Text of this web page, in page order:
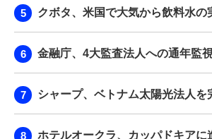
クボタ、米国で大気から飲料水の
金融庁、4大監査法人への通年監
シャープ、ベトナム太陽光法人を
ホテルオークラ、カッパドキアに